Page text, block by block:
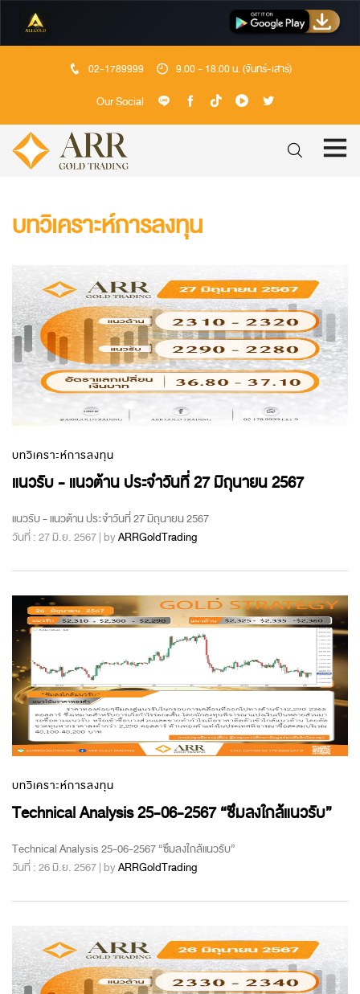
02-1789999 9.00 - 18.00 น. (จันทร์-เสาร์)
Our Social
บทวิเคราะห์การลงทุน
บทวิเคราะห์การลงทุน
แนวรับ - แนวต้าน ประจำวันที่ 27 มิถุนายน 2567
แนวรับ - แนวต้าน ประจำวันที่ 27 มิถุนายน 2567
วันที่ : 27 มิ.ย. 2567 | byARRGoldTrading
บทวิเคราะห์การลงทุน
Technical Analysis 25-06-2567 “ซึมลงใกล้แนวรับ”
Technical Analysis 25-06-2567 “ซึมลงใกล้แนวรับ”
วันที่ : 26 มิ.ย. 2567 | byARRGoldTrading